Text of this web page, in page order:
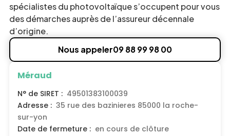
spécialistes du photovoltaïque s’occupent pour vous
des démarches auprès de l’assureur décennale
d’origine.
Nous appeler09 88 99 98 00
Méraud
N° de SIRET : 49501383100039
Adresse : 35 rue des bazinieres 85000 la roche-
sur-yon
Date de fermeture : en cours de clôture